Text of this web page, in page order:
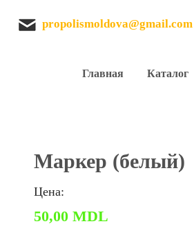
propolismoldova@gmail.com
Главная Каталог
Маркер (белый)
Цена:
50,00 MDL